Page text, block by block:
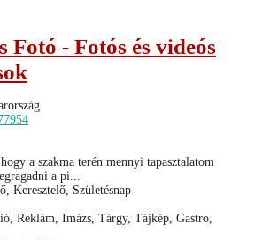
Fotó - Fotós és videós
a szakma terén mennyi tapasztalatom
a pi...
Keresztelő, Születésnap
Reklám, Imázs, Tárgy, Tájkép, Gastro,